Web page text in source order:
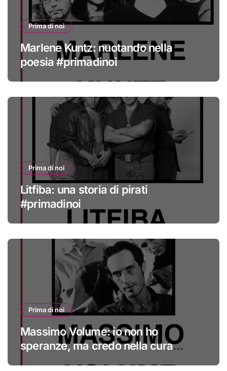
Prima di noi
Marlene Kuntz: nuotando nella
poesia #primadinoi
Prima di noi
Litfiba: una storia di pirati
#primadinoi
Prima di noi
Massimo Volume: io non ho
speranze, ma credo nella cura